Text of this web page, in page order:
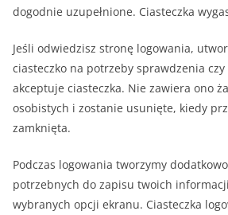
dogodnie uzupełnione. Ciasteczka
Jeśli odwiedzisz stronę logowania,
ciasteczko na potrzeby sprawdzenia
akceptuje ciasteczka. Nie zawiera ono
osobistych i zostanie usunięte, kiedy
zamknięta.
Podczas logowania tworzymy
potrzebnych do zapisu twoich
wybranych opcji ekranu. Ciasteczka